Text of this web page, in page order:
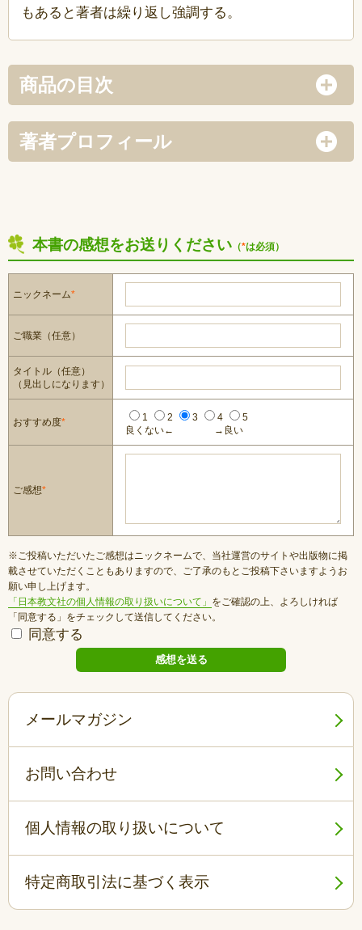
もあると著者は繰り返し強調する。
商品の目次
著者プロフィール
本書の感想をお送りください （*は必須）
ニックネーム*
ご職業（任意）
タイトル（任意）
（見出しになります）
おすすめ度* 1 2 3 4
5
良くない←
→良い
ご感想*
※ご投稿いただいたご感想はニックネームで、当社運営のサイトや出版物に掲
載させていただくこともありますので、ご了承のもとご投稿下さいますようお
願い申し上げます。
「日本教文社の個人情報の取り扱いについて」 をご確認の上、よろしければ
「同意する」をチェックして送信してください。
同意する
メールマガジン
お問い合わせ
個人情報の取り扱いについて
特定商取引法に基づく表示